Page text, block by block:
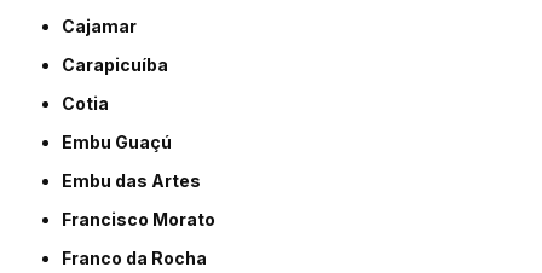
Cajamar
Carapicuíba
Cotia
Embu Guaçú
Embu das Artes
Francisco Morato
Franco da Rocha